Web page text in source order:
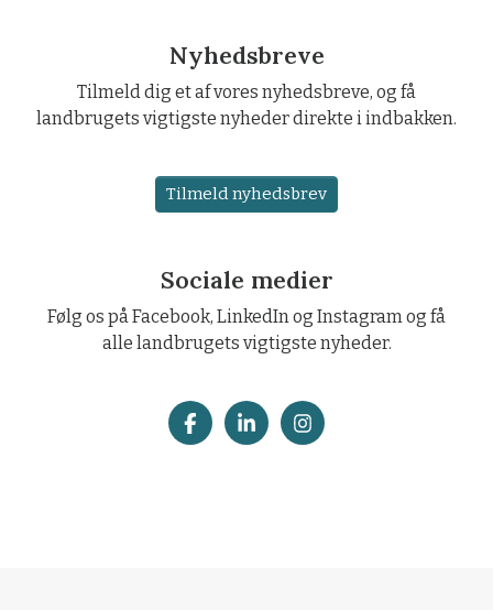
Nyhedsbreve
Tilmeld dig et af vores nyhedsbreve, og få
landbrugets vigtigste nyheder direkte i indbakken.
Tilmeld nyhedsbrev
Sociale medier
Følg os på Facebook, LinkedIn og Instagram og få
alle landbrugets vigtigste nyheder.